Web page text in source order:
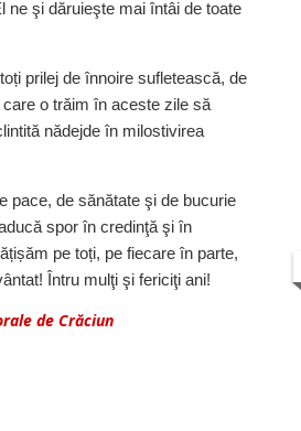
ne şi dăruieşte mai întâi de toate
prilej de înnoire sufletească, de
o trăim în aceste zile să
nădejde în milostivirea
pace, de sănătate şi de bucurie
spor în credinţă şi în
pe toți, pe fiecare în parte,
Întru mulţi şi fericiţi ani!
de Crăciun